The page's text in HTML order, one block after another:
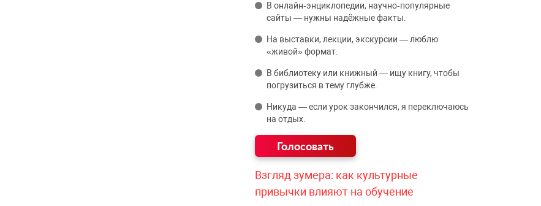
В онлайн‑энциклопедии, научно‑популярные
сайты — нужны надёжные факты.
На выставки, лекции, экскурсии — люблю
«живой» формат.
В библиотеку или книжный — ищу книгу, чтобы
погрузиться в тему глубже.
Никуда — если урок закончился, я переключаюсь
на отдых.
Взгляд зумера: как культурные
привычки влияют на обучение